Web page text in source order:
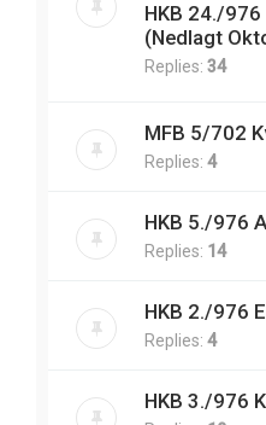
HKB 24./
(Nedlagt
Replies: 34
MFB 5/702
Replies: 4
HKB 5./976
Replies: 14
HKB 2./976
Replies: 4
HKB 3./976